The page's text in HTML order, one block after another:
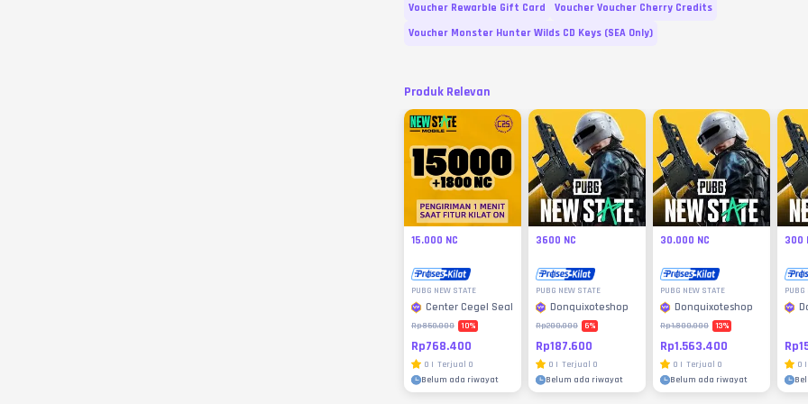
Voucher Rewarble Gift Card
Voucher Voucher Cherry Credits
Voucher Monster Hunter Wilds CD Keys (SEA Only)
Produk Relevan
15.000 NC
PUBG NEW STATE
Center Cegel Seal
Rp850.000 10%
Rp768.400
0 | Terjual 0
Belum ada riwayat
3600 NC
PUBG NEW STATE
Donquixoteshop
Rp200.000 6%
Rp187.600
0 | Terjual 0
Belum ada riwayat
30.000 NC
PUBG NEW STATE
Donquixoteshop
Rp1.800.000 13%
Rp1.563.400
0 | Terjual 0
Belum ada riwayat
300
PUBG
0 |